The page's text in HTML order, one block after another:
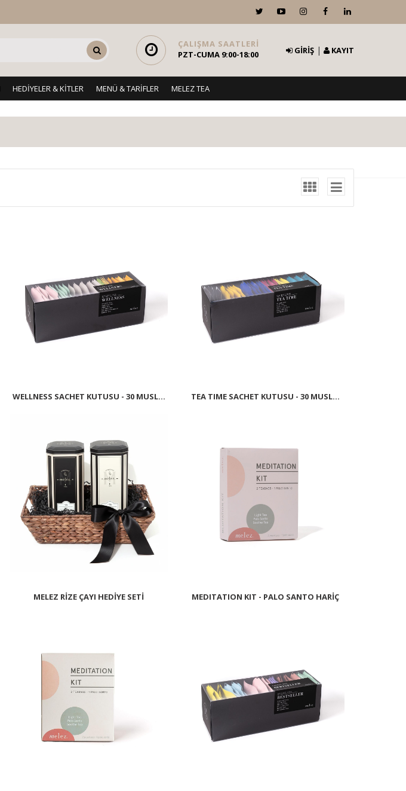
ÇALIŞMA SAATLERİ
PZT-CUMA 9:00-18:00
GİRİŞ | KAYIT
HEDİYELER & KİTLER MENÜ & TARİFLER MELEZ TEA
WELLNESS SACHET KUTUSU - 30 MUSL... TEA TIME SACHET KUTUSU - 30 MUSL...
MELEZ RİZE ÇAYI HEDİYE SETİ MEDITATION KIT - PALO SANTO HARİÇ